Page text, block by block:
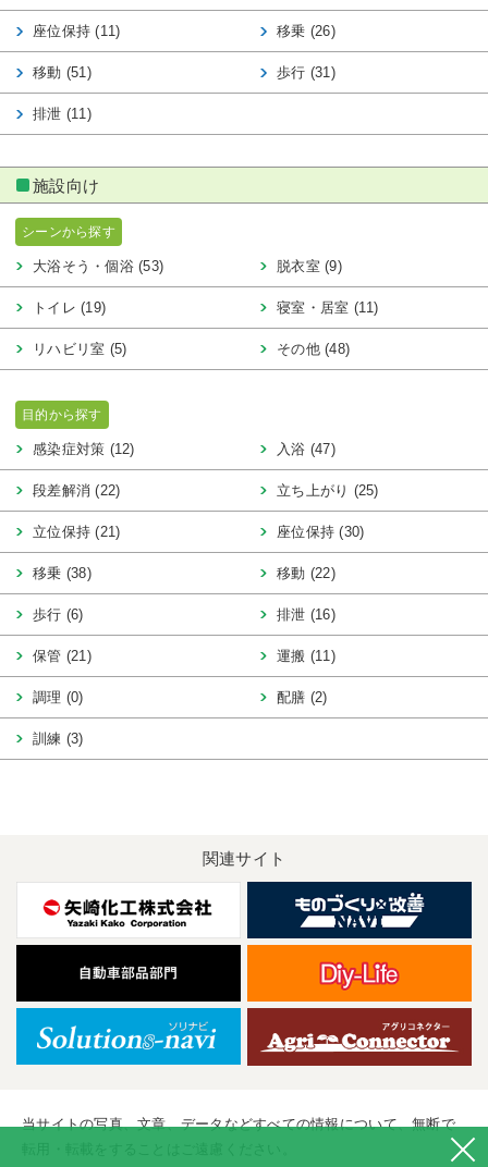
座位保持 (11) 移乗 (26)
移動 (51) 歩行 (31)
排泄 (11)
施設向け
シーンから探す
大浴そう・個浴 (53) 脱衣室 (9)
トイレ (19) 寝室・居室 (11)
リハビリ室 (5) その他 (48)
目的から探す
感染症対策 (12) 入浴 (47)
段差解消 (22) 立ち上がり (25)
立位保持 (21) 座位保持 (30)
移乗 (38) 移動 (22)
歩行 (6) 排泄 (16)
保管 (21) 運搬 (11)
調理 (0) 配膳 (2)
訓練 (3)
関連サイト
当サイトの写真、文章、データなどすべての情報について、無断で